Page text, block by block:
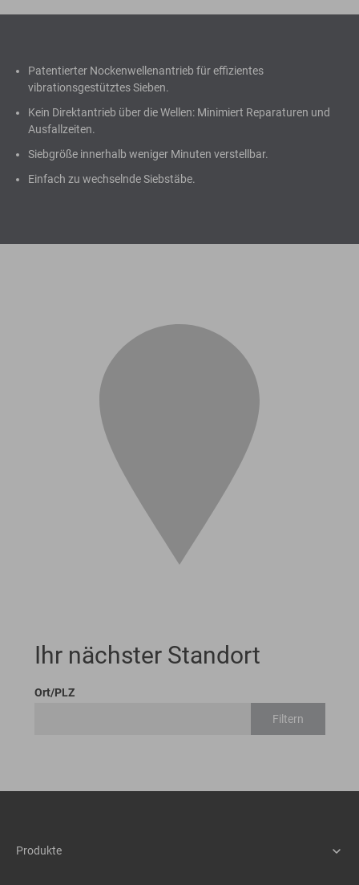
Patentierter Nockenwellenantrieb für effizientes
vibrationsgestütztes Sieben.
Kein Direktantrieb über die Wellen: Minimiert Reparaturen und
Ausfallzeiten.
Siebgröße innerhalb weniger Minuten verstellbar.
Einfach zu wechselnde Siebstäbe.
Ihr nächster Standort
Ort/PLZ
Filtern
Produkte